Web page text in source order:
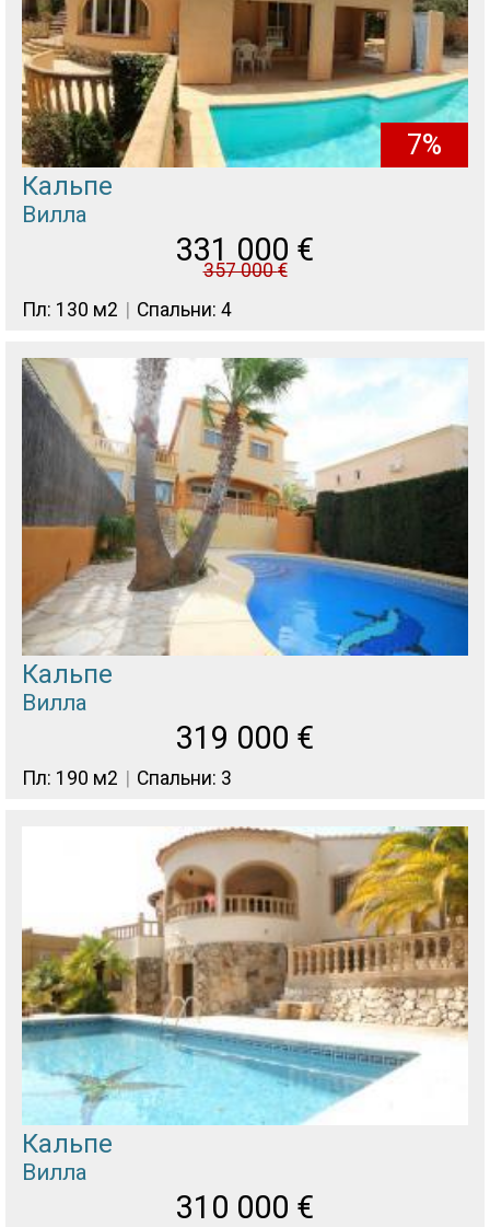
7%
Кальпе
Вилла
331 000 €
357 000€
Пл: 130 м2
Спальни: 4
Кальпе
Вилла
319 000 €
Пл: 190 м2 Спальни: 3
Кальпе
Вилла
310 000 €